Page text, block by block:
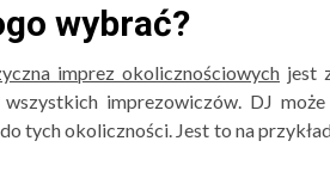
wybrać?
imprez okolicznościowych jest
imprezowiczów. DJ
tych okoliczności. Jest to na